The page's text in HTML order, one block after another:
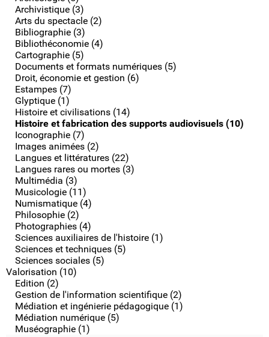
Archivistique (3)
Arts du spectacle (2)
Bibliographie (3)
Bibliothéconomie (4)
Cartographie (5)
Documents et formats numériques (5)
Droit, économie et gestion (6)
Estampes (7)
Glyptique (1)
Histoire et civilisations (14)
Histoire et fabrication des supports audiovisuels (10)
Iconographie (7)
Images animées (2)
Langues et littératures (22)
Langues rares ou mortes (3)
Multimédia (3)
Musicologie (11)
Numismatique (4)
Philosophie (2)
Photographies (4)
Sciences auxiliaires de l'histoire (1)
Sciences et techniques (5)
Sciences sociales (5)
Valorisation (10)
Edition (2)
Gestion de l'information scientifique (2)
Médiation et ingénierie pédagogique (1)
Médiation numérique (5)
Muséographie (1)